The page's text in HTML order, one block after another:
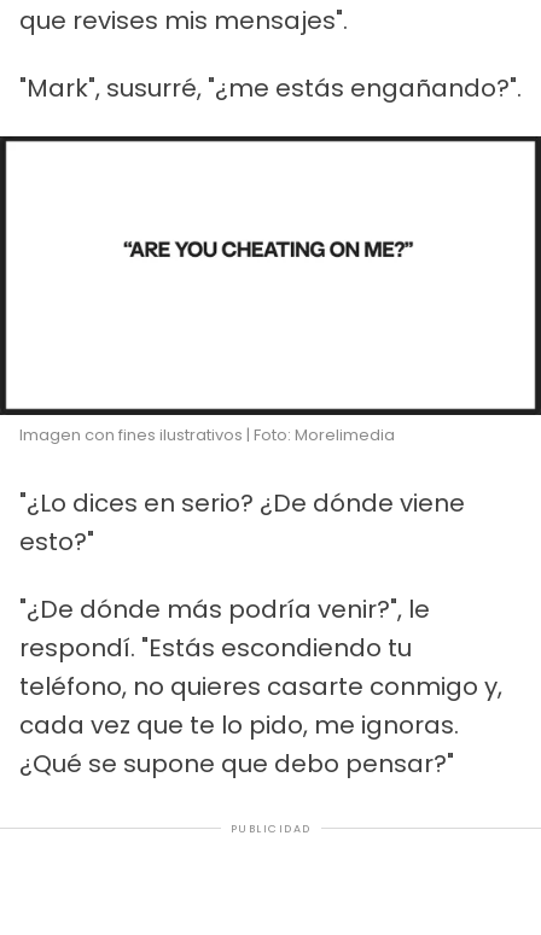
que revises mis mensajes".
"Mark", susurré, "¿me estás engañando?".
Imagen con fines ilustrativos | Foto: Morelimedia
"¿Lo dices en serio? ¿De dónde viene
esto?"
"¿De dónde más podría venir?", le
respondí. "Estás escondiendo tu
teléfono, no quieres casarte conmigo y,
cada vez que te lo pido, me ignoras.
¿Qué se supone que debo pensar?"
PUBLICIDAD